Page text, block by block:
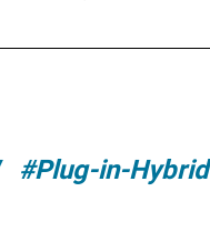
#Plug-in-Hybrid